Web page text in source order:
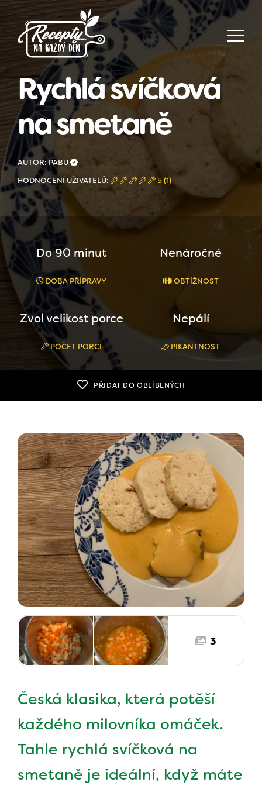
Rychlá svíčková
na smetaně
AUTOR: PABU
HODNOCENÍ UŽIVATELŮ:
5 (1)
Do 90 minut
DOBA PŘÍPRAVY
Nenáročné
OBTÍŽNOST
Zvol velikost porce
POČET PORCÍ
Nepálí
PIKANTNOST
PŘIDAT DO OBLÍBENÝCH
3
Česká klasika, která potěší
každého milovníka omáček.
Tahle rychlá svíčková na
smetaně je ideální, když máte